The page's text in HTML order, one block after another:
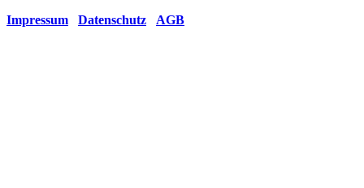
Impressum
Datenschutz AGB